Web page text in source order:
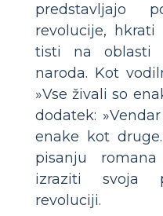
predstavljajo
revolucije,
tisti na oblasti
naroda. Kot
»Vse živali so
dodatek:
enake kot
pisanju
izraziti svoja
revoluciji.